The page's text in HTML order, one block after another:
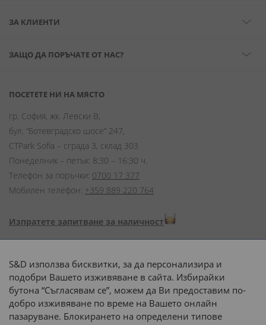
ЗА КЛИЕНТИ
ЗАЩО ДА ПОРЪЧАТЕ ОТ НАС?
ПОСЕТЕТЕ НИ НА МЯСТО
гр. София, жк. Левски В,
бул. “Ботевградско шосе” 247,
CTPark Sofia – сграда 3, склад 303
Понеделник – петък: 8:30 – 16:30 ч.
Телефон за поръчки: 0700 17 377
Мобилен телефон: +359 889 220 764
Изпратете запитване за наличност
Начини на плащане:
S&D използва бисквитки, за да персонализира и
подобри Вашето изживяване в сайта. Избирайки
бутона “Съгласявам се”, можем да Ви предоставим по-
добро изживяване по време на Вашето онлайн
пазаруване. Блокирането на определени типове